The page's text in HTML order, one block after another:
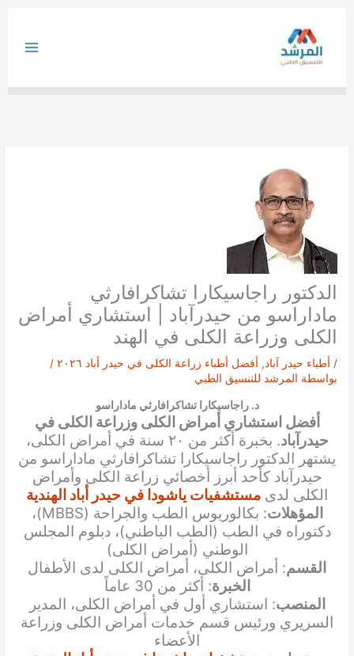
الدكتور راجاسيكارا تشاكرافارثي
ماداراسو من حيدرآباد | استشاري أمراض
الكلى وزراعة الكلى في الهند
/ أطباء حيدر آباد, أفضل أطباء زراعة الكلى في حيدر أباد ٢٠٢٦
/
بواسطة المرشد للتنسيق الطبي
د. راجاسيكارا تشاكرافارثي ماداراسو
أفضل استشاري أمراض الكلى وزراعة الكلى في
حيدرآباد
. بخبرة أكثر من ٢٠ سنة في أمراض الكلى،
يشتهر الدكتور راجاسيكارا تشاكرافارثي ماداراسو من
حيدرآباد كأحد أبرز أخصائي زراعة الكلى وأمراض
الكلى لدى مستشفيات ياشودا في حيدر أباد الهندية
المؤهلات
: بكالوريوس الطب والجراحة (MBBS)،
دكتوراه في الطب (الطب الباطني)، دبلوم المجلس
الوطني (أمراض الكلى)
القسم: أمراض الكلى، أمراض الكلى لدى الأطفال
الخبرة: أكثر من 30 عاماً
المنصب: استشاري أول في أمراض الكلى، المدير
السريري ورئيس قسم خدمات أمراض الكلى وزراعة
الأعضاء